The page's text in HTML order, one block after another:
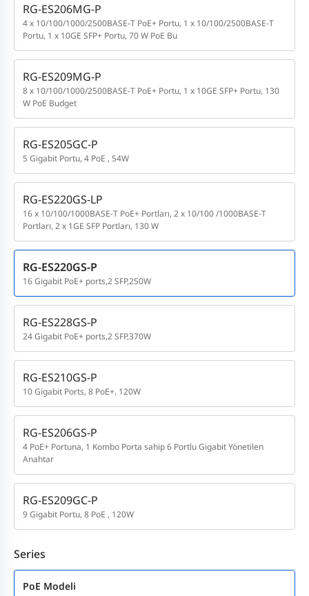
RG-ES206MG-P
4 x 10/100/1000/2500BASE-T PoE+ Portu, 1 x 10/100/2500BASE-T
Portu, 1 x 10GE SFP+ Portu, 70 W PoE Bu
RG-ES209MG-P
8 x 10/100/1000/2500BASE-T PoE+ Portu, 1 x 10GE SFP+ Portu, 130
W PoE Budget
RG-ES205GC-P
5 Gigabit Portu, 4 PoE , 54W
RG-ES220GS-LP
16 x 10/100/1000BASE-T PoE+ Portları, 2 x 10/100 /1000BASE-T
Portları, 2 x 1GE SFP Portları, 130 W
RG-ES220GS-P
16 Gigabit PoE+ ports,2 SFP,250W
RG-ES228GS-P
24 Gigabit PoE+ ports,2 SFP,370W
RG-ES210GS-P
10 Gigabit Ports, 8 PoE+, 120W
RG-ES206GS-P
4 PoE+ Portuna, 1 Kombo Porta sahip 6 Portlu Gigabit Yönetilen
Anahtar
RG-ES209GC-P
9 Gigabit Portu, 8 PoE , 120W
Series
PoE Modeli